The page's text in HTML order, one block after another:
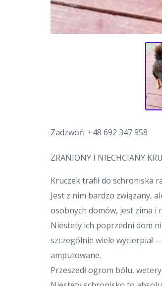
Zadzwoń: +48 692 347 958
ZRANIONY I NIECHCIANY
Kruczek trafił do schroniska
Jest z nim bardzo związany,
osobnych domów, jest zima i
Niestety ich poprzedni dom
szczególnie wiele wycierpiał
amputowane.
Przeszedł ogrom bólu,